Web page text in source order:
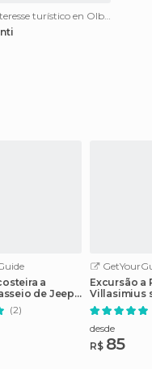
De interesse turístico en Olbia
a
de Jeep
Praias
(2)
Excursão a
Villasimius
Cagliari
desde
R$ 85